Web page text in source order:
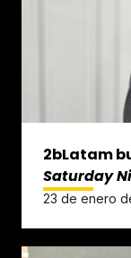
2bLatam
Saturday
23 de enero